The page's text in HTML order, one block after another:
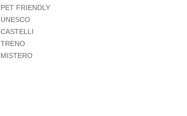
PET FRIENDLY
UNESCO
CASTELLI
TRENO
MISTERO